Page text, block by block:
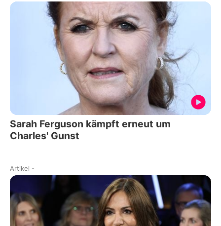
Sarah Ferguson kämpft erneut um
Charles' Gunst
Artikel -